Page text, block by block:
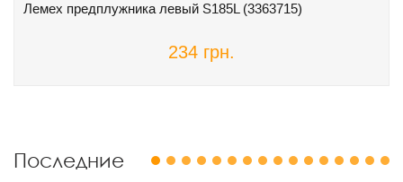
Лемех предплужника левый S185L (3363715)
234 грн.
Последние 1 2 3 4 5 6 7 8 9 10 11 12 13 14 15 16